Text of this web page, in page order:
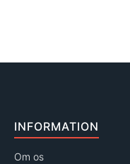
INFORMATION
Om os